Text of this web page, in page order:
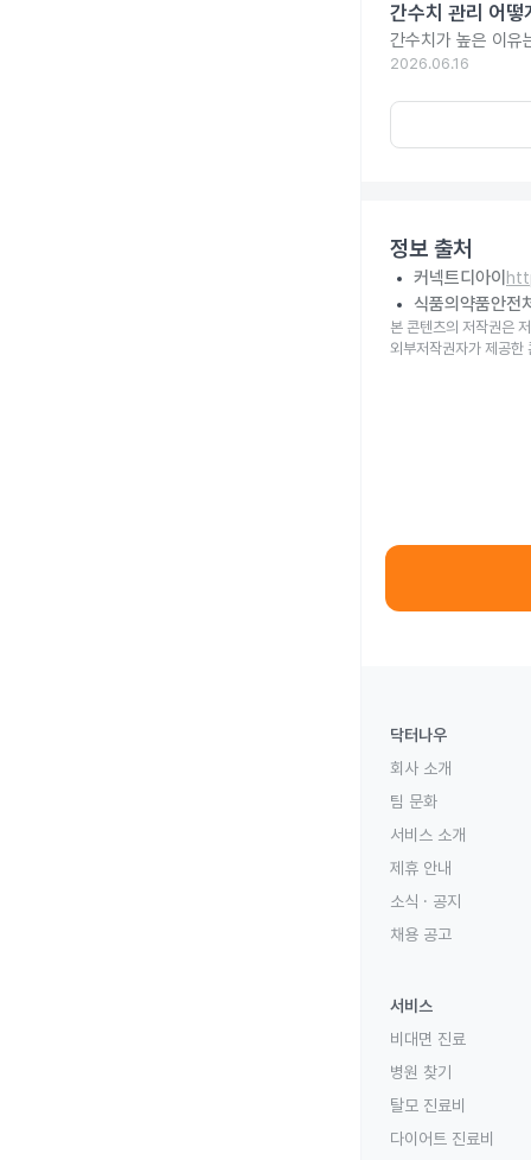
간수치 관리 어
간수치가 높은 이유
2026.06.16
정보 출처
커넥트디아이
식품의약품안전
본 콘텐츠의 저작권은
외부저작권자가 제공한
닥터나우
회사 소개
팀 문화
서비스 소개
제휴 안내
소식 · 공지
채용 공고
서비스
비대면 진료
병원 찾기
탈모 진료비
다이어트 진료비